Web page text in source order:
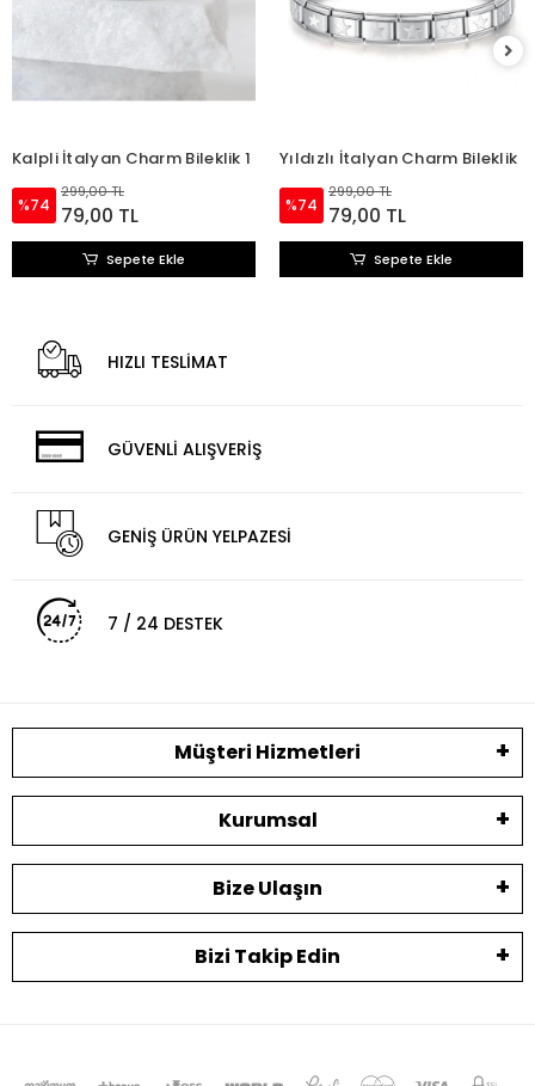
Kalpli İtalyan Charm Bileklik 1
%74
299,00 TL
79,00 TL
Sepete Ekle
Yıldızlı İtalyan Charm Bileklik
%74
299,00 TL
79,00 TL
Sepete Ekle
HIZLI TESLİMAT
GÜVENLİ ALIŞVERİŞ
GENİŞ ÜRÜN YELPAZESİ
7 / 24 DESTEK
Müşteri Hizmetleri
Kurumsal
Bize Ulaşın
Bizi Takip Edin